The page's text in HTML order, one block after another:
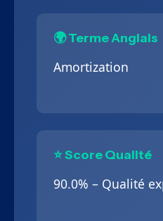
🌍 Terme Anglais
Amortization
⭐ Score Qualité
90.0% – Qualité